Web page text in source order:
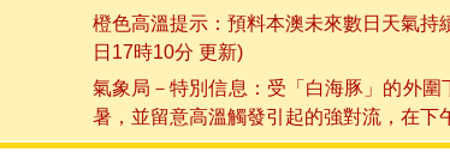
橙色高溫提示：預料本澳未來數日天氣
日17時10分 更新)
氣象局－特別信息：受「白海豚」的外
暑，並留意高溫觸發引起的強對流，在